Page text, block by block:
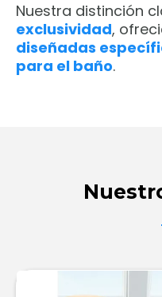
Nuestra distinción
exclusividad,
diseñadas
para el baño.